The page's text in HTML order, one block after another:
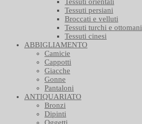
Tessuti persiani
Broccati e velluti
Tessuti turchi e ottomani
Tessuti cinesi
ABBIGLIAMENTO
Camicie
Cappotti
Giacche
Gonne
Pantaloni
ANTIQUARIATO
Bronzi
Dipinti
Oggetti